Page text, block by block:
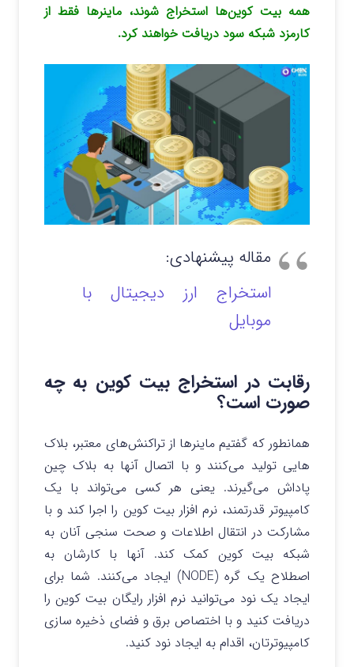
همه بیت کوین‌ها استخراج ‌شوند، ماینرها فقط از
کارمزد شبکه سود دریافت خواهند کرد.
مقاله پیشنهادی:
استخراج ارز دیجیتال با
موبایل
رقابت در استخراج بیت کوین به چه
صورت است؟
همانطور که گفتیم ماینرها از تراکنش‌های معتبر، بلاک
هایی تولید می‌کنند و با اتصال آنها به بلاک چین
پاداش می‌گیرند. یعنی هر کسی می‌تواند با یک
کامپیوتر قدرتمند، نرم افزار بیت کوین را اجرا کند و با
مشارکت در انتقال اطلاعات و صحت سنجی آنان به
شبکه بیت کوین کمک کند. آنها با کارشان به
اصطلاح یک گره (NODE) ایجاد می‌کنند. شما برای
ایجاد یک نود می‌توانید نرم افزار رایگان بیت کوین را
دریافت کنید و با اختصاص برق و فضای ذخیره سازی
کامپیوترتان، اقدام به ایجاد نود کنید.